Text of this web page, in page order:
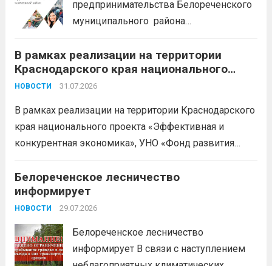
предпринимательства Белореченского
муниципального района
БЕСПЛАТНЫЕ КОНСУЛЬТАЦИИ
Бухгалтерский учет и заполнение
деклараций; Трудовое
планирование и правовое обеспечение;
Микрозаймы для предпринимателей по
низким ставкам; Единый налоговый
+79892903917 Часы работы: 08:00-17:00
Ждем Вас...
В рамках реализации на территории
Краснодарского края национального
проекта «Эффективная и конкурентная
НОВОСТИ 31.07.2026
В рамках реализации на территории Краснодарского
края национального проекта «Эффективная и
конкурентная экономика», УНО «Фонд развития
доступных мерах поддержки субъектов малого и
среднего предпринимательства и граждан,
желающих вести бизнес.
Белореченское лесничество
информирует
НОВОСТИ 29.07.2026
Белореченское лесничество
информирует В связи с наступлением